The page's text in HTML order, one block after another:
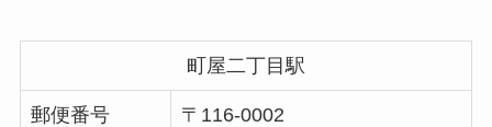
町屋二丁目駅
郵便番号 〒116-0002